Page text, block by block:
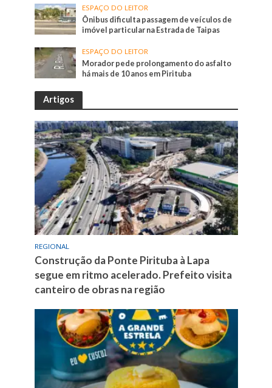
ESPAÇO DO LEITOR
Ônibus dificulta passagem de veículos de
imóvel particular na Estrada de Taipas
ESPAÇO DO LEITOR
Morador pede prolongamento do asfalto
há mais de 10 anos em Pirituba
Artigos
REGIONAL
Construção da Ponte Pirituba à Lapa
segue em ritmo acelerado. Prefeito visita
canteiro de obras na região